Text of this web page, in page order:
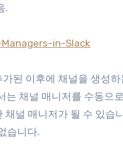
.
in-Slack
된 이후에 채널을 생성하
는 채널 매니저를 수동으
널 매니저가 될 수 있습
습니다.